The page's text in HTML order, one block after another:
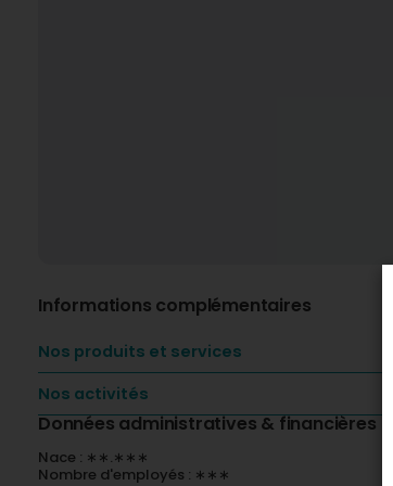
Informations complémentaires
Nos produits et services
Nos activités
Données administratives & financières
Nace : ∗∗.∗∗∗
Nombre d'employés : ∗∗∗